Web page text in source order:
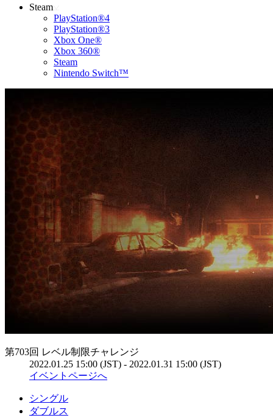
Steam
PlayStation®4
PlayStation®3
Xbox One®
Xbox 360®
Steam
Nintendo Switch™
第703回 レベル制限チャレンジ
2022.01.25 15:00 (JST) - 2022.01.31 15:00 (JST)
イベントページへ
シングル
ダブルス